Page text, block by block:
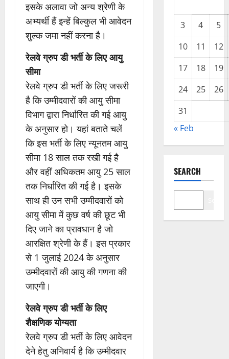
इसके अलावा जो अन्य श्रेणी के
अभ्यर्थी हैं इन्हें बिल्कुल भी आवेदन
शुल्क जमा नहीं करना है।
रेलवे ग्रुप डी भर्ती के लिए आयु
सीमा
रेलवे ग्रुप डी भर्ती के लिए जरूरी
है कि उम्मीदवारों की आयु सीमा
विभाग द्वारा निर्धारित की गई आयु
के अनुसार हो। यहां बताते चलें
कि इस भर्ती के लिए न्यूनतम आयु
सीमा 18 साल तक रखी गई है
और वहीं अधिकतम आयु 25 साल
तक निर्धारित की गई है। इसके
साथ ही उन सभी उम्मीदवारों को
आयु सीमा में कुछ वर्ष की छूट भी
दिए जाने का प्रावधान है जो
आरक्षित श्रेणी के हैं। इस प्रकार
से 1 जुलाई 2024 के अनुसार
उम्मीदवारों की आयु की गणना की
जाएगी।
रेलवे ग्रुप डी भर्ती के लिए
शैक्षणिक योग्यता
रेलवे ग्रुप डी भर्ती के लिए आवेदन
देने हेतु अनिवार्य है कि उम्मीदवार
3 4
5
10
11
12
17
18
19
24
25
26
31
« Feb
SEARCH